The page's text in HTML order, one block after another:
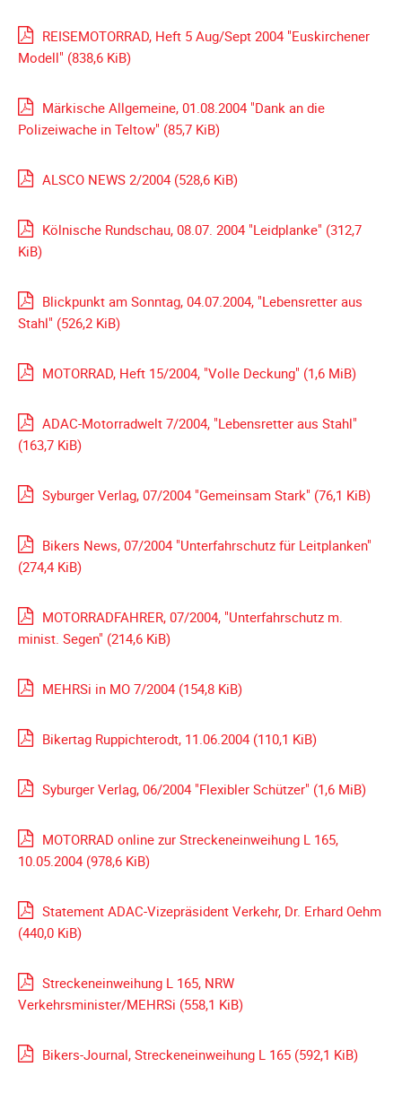
-
Technik
-
Kompatibilität
Absenkung
Meldeformular
Flex.
Galerien
Galerie
2026
2025
2024
Galerie
Galerie
2022
2021
2020
2019
2018
Galerie
Galerie
2016
2015
Galerie
Galerie
REISEMOTORRAD, Heft 5 Aug/Sept 2004 "Euskirchener
Modell" (838,6 KiB)
Märkische Allgemeine, 01.08.2004 "Dank an die
Polizeiwache in Teltow" (85,7 KiB)
ALSCO NEWS 2/2004 (528,6 KiB)
Kölnische Rundschau, 08.07. 2004 "Leidplanke" (312,7
KiB)
Blickpunkt am Sonntag, 04.07.2004, "Lebensretter aus
Stahl" (526,2 KiB)
MOTORRAD, Heft 15/2004, "Volle Deckung" (1,6 MiB)
ADAC-Motorradwelt 7/2004, "Lebensretter aus Stahl"
(163,7 KiB)
Syburger Verlag, 07/2004 "Gemeinsam Stark" (76,1 KiB)
Bikers News, 07/2004 "Unterfahrschutz für Leitplanken"
(274,4 KiB)
MOTORRADFAHRER, 07/2004, "Unterfahrschutz m.
minist. Segen" (214,6 KiB)
MEHRSi in MO 7/2004 (154,8 KiB)
Bikertag Ruppichterodt, 11.06.2004 (110,1 KiB)
Syburger Verlag, 06/2004 "Flexibler Schützer" (1,6 MiB)
MOTORRAD online zur Streckeneinweihung L 165,
10.05.2004 (978,6 KiB)
Statement ADAC-Vizepräsident Verkehr, Dr. Erhard Oehm
(440,0 KiB)
Streckeneinweihung L 165, NRW
Verkehrsminister/MEHRSi (558,1 KiB)
Bikers-Journal, Streckeneinweihung L 165 (592,1 KiB)